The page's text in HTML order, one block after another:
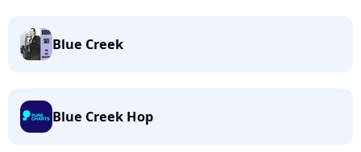
Blue Creek
Blue Creek Hop